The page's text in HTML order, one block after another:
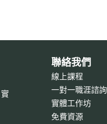
實
聯絡我們
線上課程
一對一職涯諮詢
實體工作坊
免費資源